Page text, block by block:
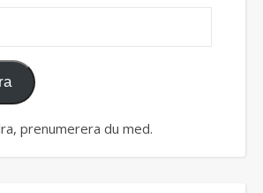
prenumerera du med.